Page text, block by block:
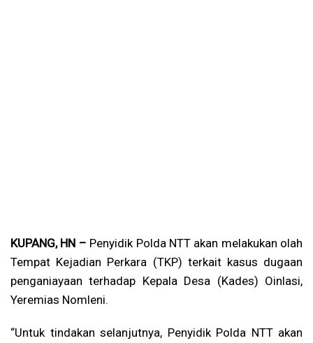
KUPANG, HN – Penyidik Polda NTT akan melakukan olah
Tempat Kejadian Perkara (TKP) terkait kasus dugaan
penganiayaan terhadap Kepala Desa (Kades) Oinlasi,
Yeremias Nomleni.
“Untuk tindakan selanjutnya, Penyidik Polda NTT akan